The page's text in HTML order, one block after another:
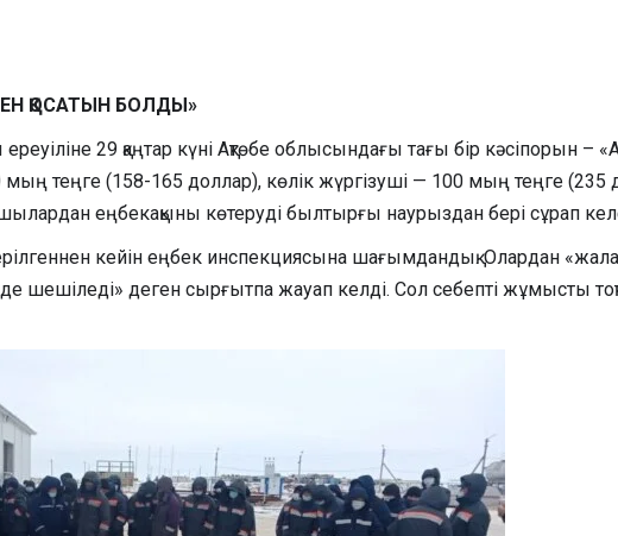
ҚОСАТЫН БОЛДЫ»
29 қаңтар күні Ақтөбе облысындағы тағы бір кәсіпорын –
теңге (158-165 доллар), көлік жүргізуші — 100 мың теңге
еңбекақыны көтеруді былтырғы наурыздан бері сұрап
кейін еңбек инспекциясына шағымдандық. Олардан
шешіледі» деген сырғытпа жауап келді. Сол себепті жұмысты